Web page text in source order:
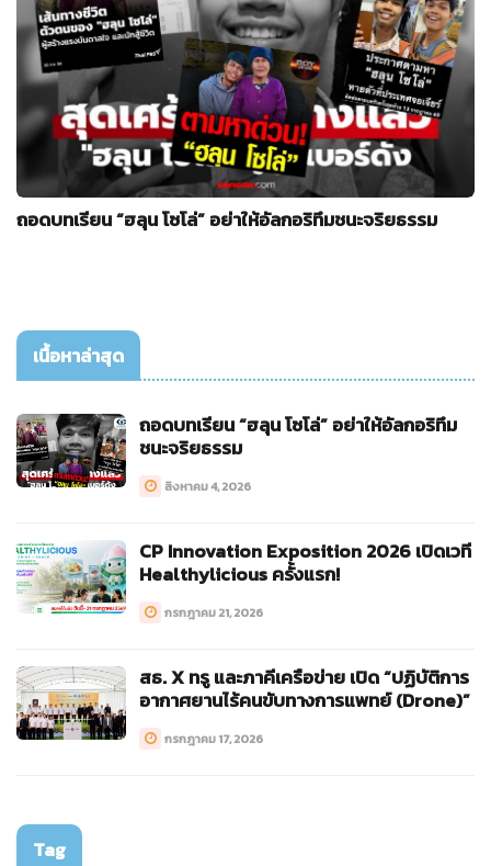
ถอดบทเรียน “ฮลุน โซโล่” อย่าให้อัลกอริทึมชนะจริยธรรม
เนื้อหาล่าสุด
ถอดบทเรียน “ฮลุน โซโล่” อย่าให้อัลกอริทึม
ชนะจริยธรรม
สิงหาคม 4, 2026
CP Innovation Exposition 2026 เปิดเวที
Healthylicious ครั้งแรก!
กรกฎาคม 21, 2026
สธ. X ทรู และภาคีเครือข่าย เปิด “ปฏิบัติการ
อากาศยานไร้คนขับทางการแพทย์ (Drone)”
กรกฎาคม 17, 2026
Tag